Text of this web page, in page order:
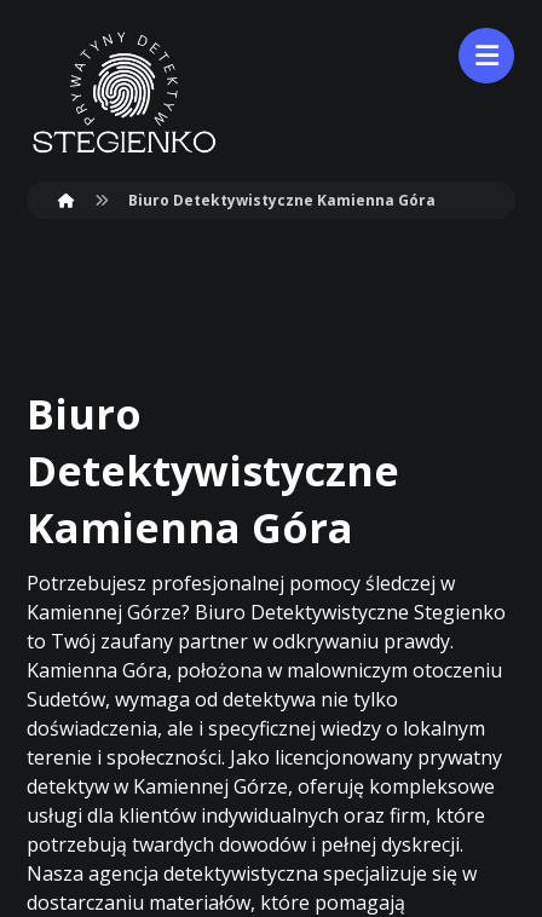
Biuro Detektywistyczne Kamienna Góra
Biuro
Detektywistyczne
Kamienna Góra
Potrzebujesz profesjonalnej pomocy śledczej w
Kamiennej Górze? Biuro Detektywistyczne Stegienko
to Twój zaufany partner w odkrywaniu prawdy.
Kamienna Góra, położona w malowniczym otoczeniu
Sudetów, wymaga od detektywa nie tylko
doświadczenia, ale i specyficznej wiedzy o lokalnym
terenie i społeczności. Jako licencjonowany prywatny
detektyw w Kamiennej Górze, oferuję kompleksowe
usługi dla klientów indywidualnych oraz firm, które
potrzebują twardych dowodów i pełnej dyskrecji.
Nasza agencja detektywistyczna specjalizuje się w
dostarczaniu materiałów, które pomagają